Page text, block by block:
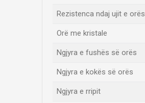
Rezistenca ndaj ujit e orës
Orë me kristale
Ngjyra e fushës së orës
Ngjyra e kokës së orës
Ngjyra e rripit